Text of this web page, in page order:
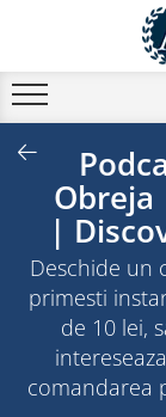
Obreja
|
Deschide un
primesti
de 10 lei,
comandarea